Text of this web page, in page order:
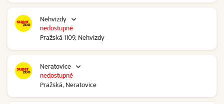
Nehvizdy
Pražská 1109, Nehvizdy
nedostupné
Neratovice
Pražská, Neratovice
nedostupné